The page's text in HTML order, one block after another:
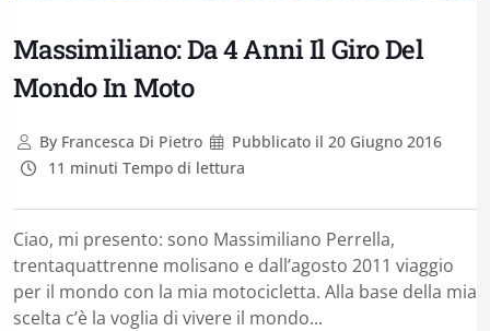
Massimiliano: Da 4 Anni Il Giro Del
Mondo In Moto
ByFrancesca Di Pietro Pubblicato il 20 Giugno 2016
11 minuti Tempo di lettura
Ciao, mi presento: sono Massimiliano Perrella,
trentaquattrenne molisano e dall’agosto 2011 viaggio
per il mondo con la mia motocicletta. Alla base della mia
scelta c’è la voglia di vivere il mondo...